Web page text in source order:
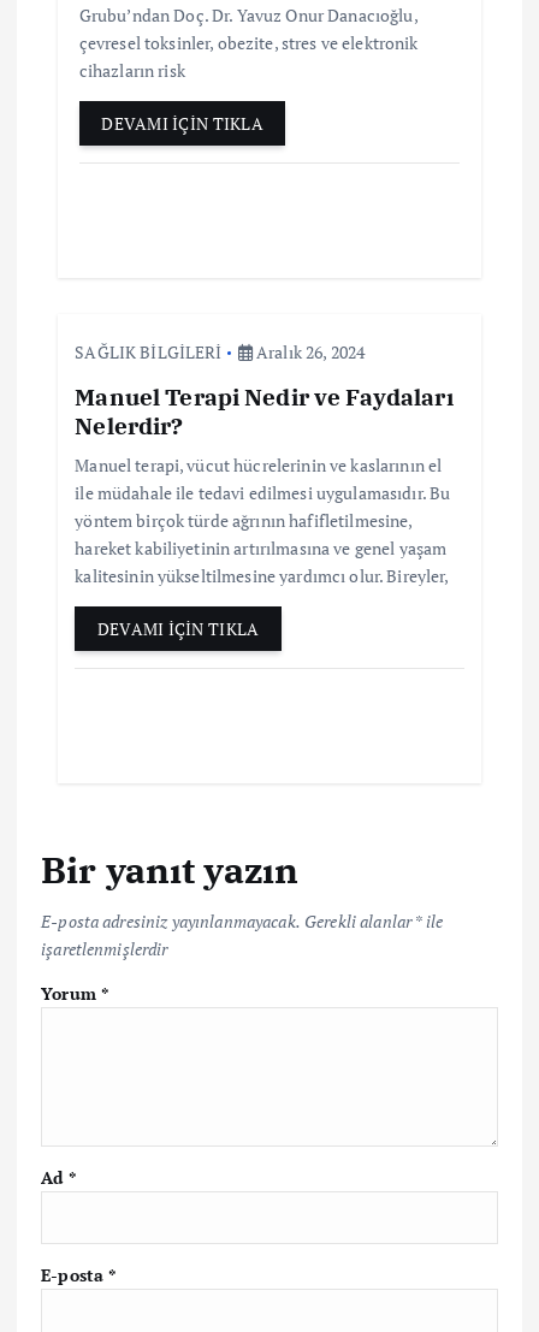
Grubu’ndan Doç. Dr. Yavuz Onur Danacıoğlu,
çevresel toksinler, obezite, stres ve elektronik
cihazların risk
DEVAMI İÇİN TIKLA
SAĞLIK BİLGİLERİ Aralık 26, 2024
Manuel Terapi Nedir ve Faydaları
Nelerdir?
Manuel terapi, vücut hücrelerinin ve kaslarının el
ile müdahale ile tedavi edilmesi uygulamasıdır. Bu
yöntem birçok türde ağrının hafifletilmesine,
hareket kabiliyetinin artırılmasına ve genel yaşam
kalitesinin yükseltilmesine yardımcı olur. Bireyler,
DEVAMI İÇİN TIKLA
Bir yanıt yazın
E-posta adresiniz yayınlanmayacak. Gerekli alanlar*ile
işaretlenmişlerdir
Yorum *
Ad *
E-posta*